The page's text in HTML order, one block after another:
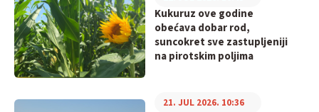
Kukuruz ove godine
obećava dobar rod,
suncokret sve zastupljeniji
na pirotskim poljima
21. JUL 2026. 10:36